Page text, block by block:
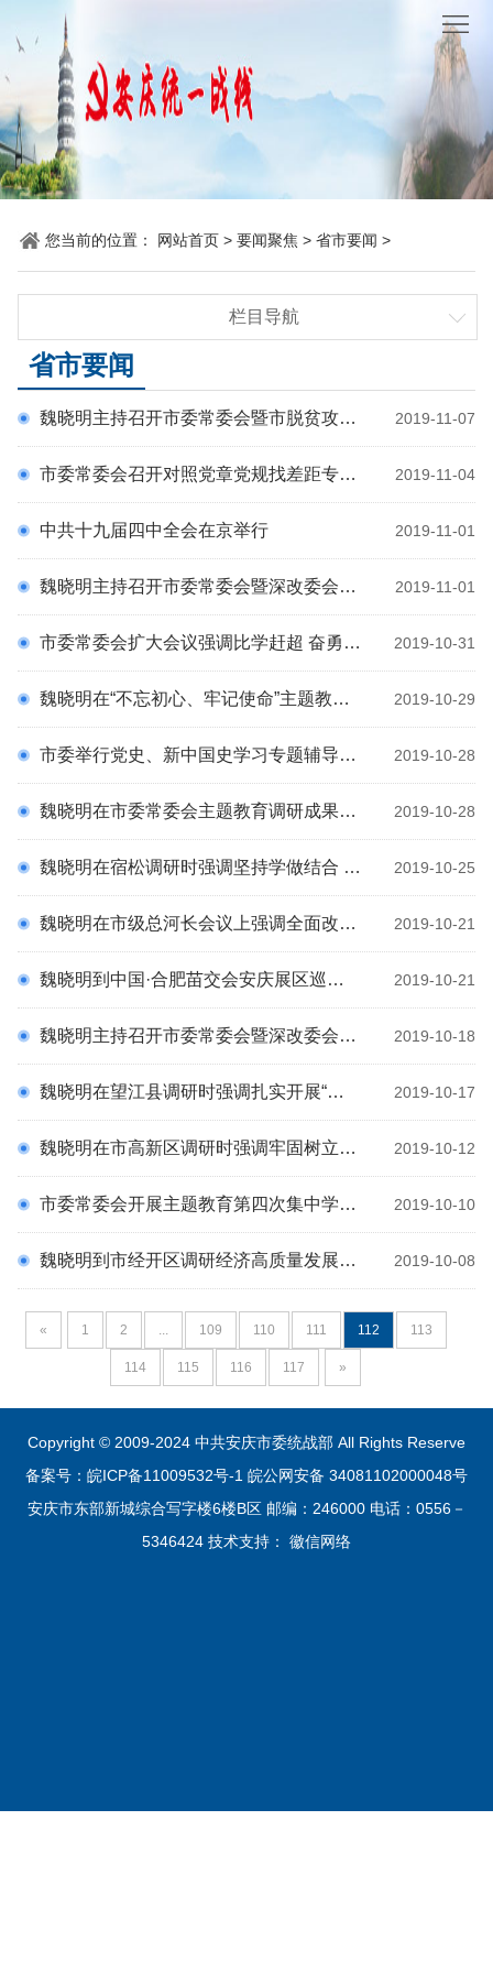
站
首
页
要
闻
聚
统
战
各
您当前的位置： 网站首页 > 要闻聚焦 > 省市要闻 >
栏目导航
统战要闻
省市要闻
省市要闻
2019-11-07
魏晓明主持召开市委常委会暨市脱贫攻坚领导小组第五次会议 学习习近平总书记关于脱贫攻坚工作的重要指示精神 研究部署我市脱贫攻坚“冬季攻势”工作
2019-11-04
市委常委会召开对照党章党规找差距专题会议 刀刃向内找差距 自我革命抓整改 持续推动主题教育走深走实
2019-11-01
中共十九届四中全会在京举行
2019-11-01
魏晓明主持召开市委常委会暨深改委会议 传达学习省党政代表团赴沪苏浙考察对接活动 总结交流会精神 审议通过《安庆市深化农业综合行政执法改革 工作方案（送审稿）》
2019-10-31
市委常委会扩大会议强调比学赶超 奋勇争先 确保完成年度目标任务
2019-10-29
魏晓明在“不忘初心、牢记使命”主题教育专题党课报告会上强调践行初心使命 办好安庆的事 推动习近平新时代中国特色社会主义思想在安庆落地生根
2019-10-28
市委举行党史、新中国史学习专题辅导报告会
2019-10-28
魏晓明在市委常委会主题教育调研成果交流会上强调坚持把调查研究贯穿始终 扎实推进调研成果转化运用
2019-10-25
魏晓明在宿松调研时强调坚持学做结合 以解决问题的实绩体现主题教育成效
2019-10-21
魏晓明在市级总河长会议上强调全面改善河湖生态环境满足人民群众日益增长的美好生态环境需求
2019-10-21
魏晓明到中国·合肥苗交会安庆展区巡展时要求以推深做实林长制改革为抓手让“两山论”落地生根开花结果
2019-10-18
魏晓明主持召开市委常委会暨深改委会议学习习近平总书记在中央深改委会议上的重要讲话精神研究部署全市抗旱救灾工作
2019-10-17
魏晓明在望江县调研时强调扎实开展“不忘初心、牢记使命”主题教育切实解决一批事关群众切身利益的困难问题
2019-10-12
魏晓明在市高新区调研时强调牢固树立发展第一要务思想加快打造安庆高质量发展先行示范区
2019-10-10
市委常委会开展主题教育第四次集中学习研讨会 魏晓明主持 陈冰冰发言
2019-10-08
魏晓明到市经开区调研经济高质量发展工作
« 1 2 ... 109 110 111 112 113
114 115 116 117 »
Copyright © 2009-2024 中共安庆市委统战部 All Rights Reserve
备案号：皖ICP备11009532号-1 皖公网安备 34081102000048号
安庆市东部新城综合写字楼6楼B区 邮编：246000 电话：0556－
5346424 技术支持： 徽信网络